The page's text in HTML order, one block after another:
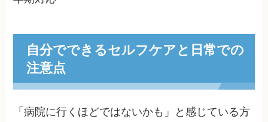
自分でできるセルフケアと日常での
注意点
「病院に行くほどではないかも」と感じている方